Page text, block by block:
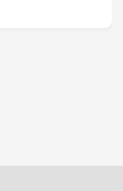
fluxo e perfil